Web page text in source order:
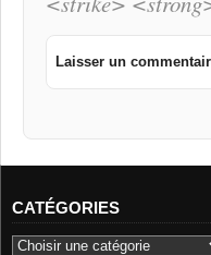
CATÉGORIES